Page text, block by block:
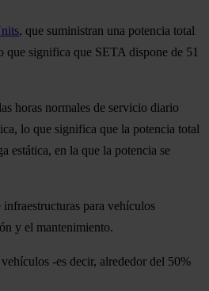
, que suministran una potencia total
que significa que SETA dispone de 51
horas normales de servicio diario
lo que significa que la potencia total
estática, en la que la potencia se
para vehículos
y el mantenimiento.
-es decir, alrededor del 50%